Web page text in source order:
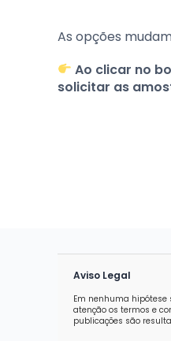
As opções
Ao clicar no
solicitar as
Aviso Legal
Em nenhuma
atenção os termos e
publicações são